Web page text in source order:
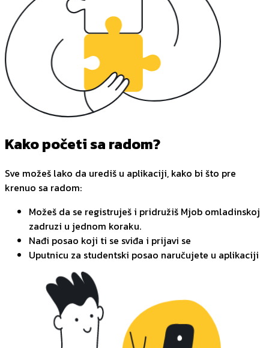
Kako početi sa radom?
Sve možeš lako da urediš u aplikaciji, kako bi što pre
krenuo sa radom:
Možeš da se registruješ i pridružiš Mjob omladinskoj
zadruzi u jednom koraku.
Nađi posao koji ti se sviđa i prijavi se
Uputnicu za studentski posao naručujete u aplikaciji